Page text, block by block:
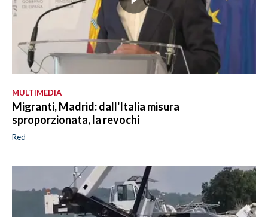
MULTIMEDIA
Migranti, Madrid: dall'Italia misura
sproporzionata, la revochi
Red